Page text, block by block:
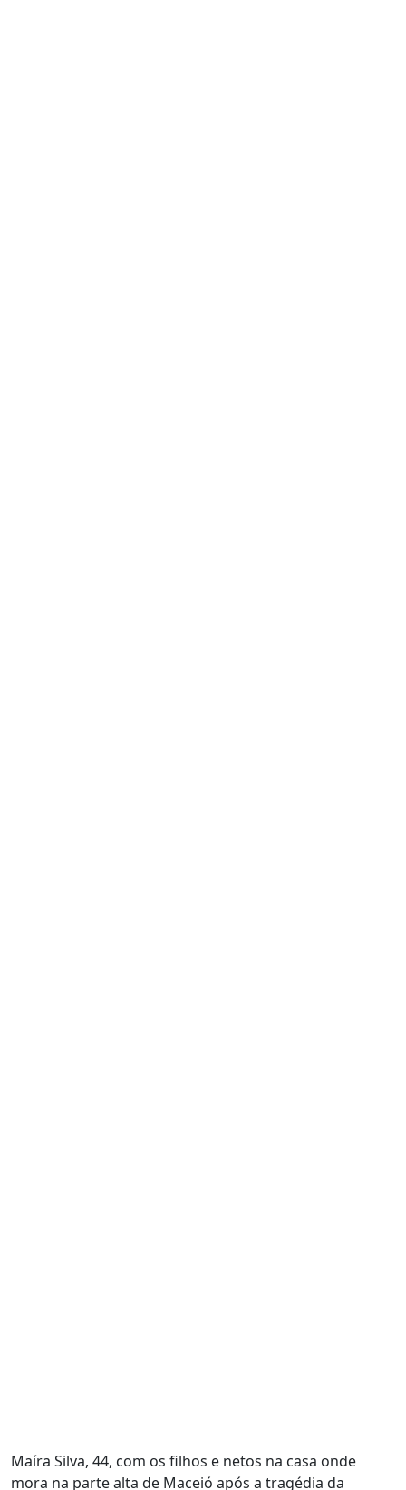
Maíra Silva, 44, com os filhos e netos na casa onde
mora na parte alta de Maceió após a tragédia da